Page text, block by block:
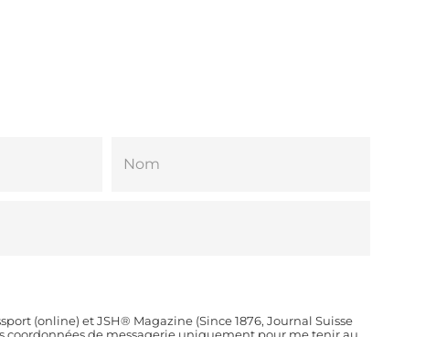
(online) et JSH® Magazine (Since 1876, Journal Suisse